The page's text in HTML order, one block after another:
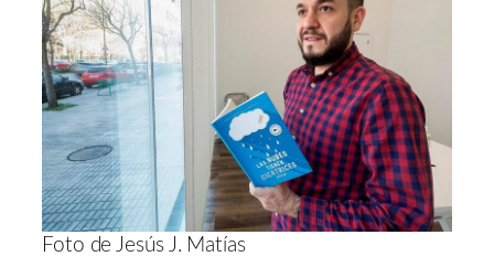
Foto de Jesús J. Matías